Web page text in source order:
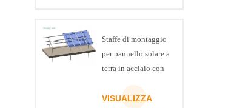
Staffe di montaggio
per pannello solare a
terra in acciaio con
VISUALIZZA